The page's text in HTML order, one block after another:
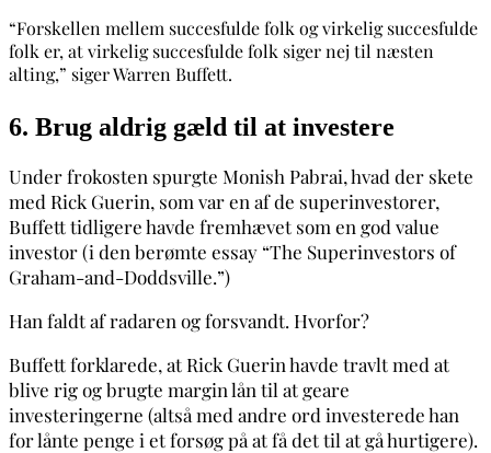
“Forskellen mellem succesfulde folk og virkelig succesfulde
folk er, at virkelig succesfulde folk siger nej til næsten
alting,” siger Warren Buffett.
6. Brug aldrig gæld til at investere
Under frokosten spurgte Monish Pabrai, hvad der skete
med Rick Guerin, som var en af de superinvestorer,
Buffett tidligere havde fremhævet som en god value
investor (i den berømte essay “The Superinvestors of
Graham-and-Doddsville.”)
Han faldt af radaren og forsvandt. Hvorfor?
Buffett forklarede, at Rick Guerin havde travlt med at
blive rig og brugte margin lån til at geare
investeringerne (altså med andre ord investerede han
for lånte penge i et forsøg på at få det til at gå hurtigere).